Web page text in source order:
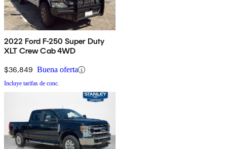
2022 Ford F-250 Super Duty
XLT Crew Cab 4WD
$36,849 Buena oferta
Incluye tarifas de conc.